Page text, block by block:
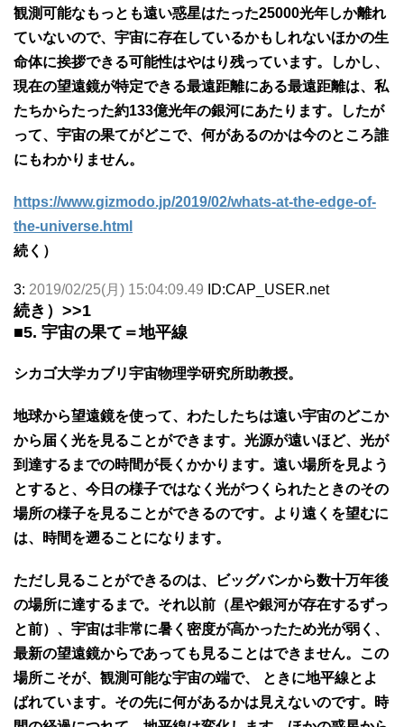
観測可能なもっとも遠い惑星はたった25000光年しか離れ
ていないので、宇宙に存在しているかもしれないほかの生
命体に挨拶できる可能性はやはり残っています。しかし、
現在の望遠鏡が特定できる最遠距離にある最遠距離は、私
たちからたった約133億光年の銀河にあたります。したが
って、宇宙の果てがどこで、何があるのかは今のところ誰
にもわかりません。
https://www.gizmodo.jp/2019/02/whats-at-the-edge-of-
the-universe.html
続く）
3: 2019/02/25(月) 15:04:09.49 ID:CAP_USER.net
続き） >>1
■5. 宇宙の果て＝地平線
シカゴ大学カブリ宇宙物理学研究所助教授。
地球から望遠鏡を使って、わたしたちは遠い宇宙のどこか
から届く光を見ることができます。光源が遠いほど、光が
到達するまでの時間が長くかかります。遠い場所を見よう
とすると、今日の様子ではなく光がつくられたときのその
場所の様子を見ることができるのです。より遠くを望むに
は、時間を遡ることになります。
ただし見ることができるのは、ビッグバンから数十万年後
の場所に達するまで。それ以前（星や銀河が存在するずっ
と前）、宇宙は非常に暑く密度が高かったため光が弱く、
最新の望遠鏡からであっても見ることはできません。この
場所こそが、観測可能な宇宙の端で、 ときに地平線とよ
ばれています。その先に何があるかは見えないのです。時